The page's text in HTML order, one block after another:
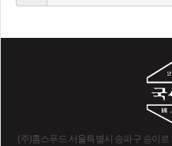
(주)홈스푸드 서울특별시 송파구 송이로